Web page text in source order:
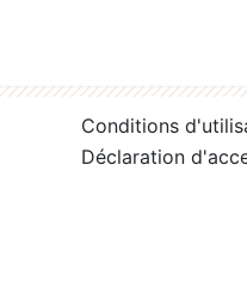
Conditions
Déclaration